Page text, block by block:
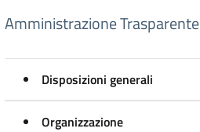
Amministrazione Trasparente
Disposizioni generali
Organizzazione